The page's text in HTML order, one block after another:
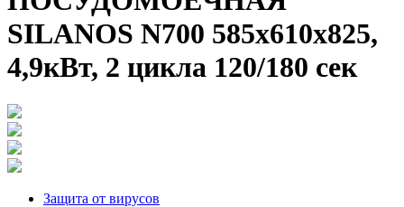
SILANOS N700 585x610x825,
4,9кВт, 2 цикла 120/180 сек
Защита от вирусов